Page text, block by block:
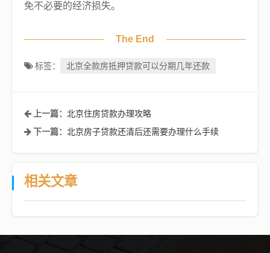
免不必要的经济损失。
The End
标签： 北京全款房抵押贷款可以分期几年还款
上一篇： 北京住房贷款办理攻略
下一篇： 北京房子贷款还清后还需要办理什么手续
相关文章